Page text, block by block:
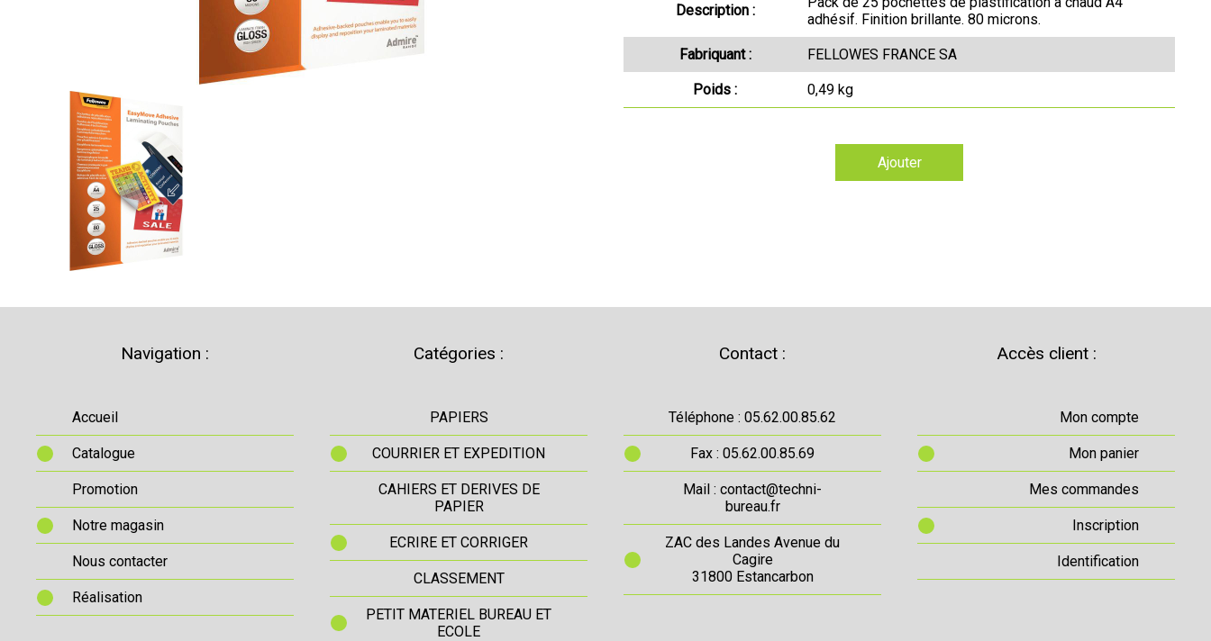
Description :
adhésif. Finition brillante. 80 microns.
Fabriquant : FELLOWES FRANCE SA
Poids : 0,49 kg
Ajouter
Navigation :
Accueil
Catalogue
Promotion
Notre magasin
Nous contacter
Réalisation
Catégories :
PAPIERS
COURRIER ET EXPEDITION
CAHIERS ET DERIVES DE
PAPIER
ECRIRE ET CORRIGER
CLASSEMENT
PETIT MATERIEL BUREAU ET
ECOLE
Contact :
Téléphone : 05.62.00.85.62
Fax : 05.62.00.85.69
Mail : contact@techni-
bureau.fr
ZAC des Landes Avenue du
Cagire
31800 Estancarbon
Accès client :
Mon compte
Mon panier
Mes commandes
Inscription
Identification